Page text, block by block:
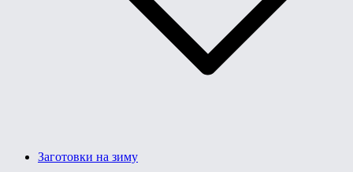
Заготовки на зиму